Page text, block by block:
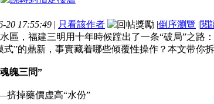
20 17:55:49 | 只看該作者 |倒序瀏覽 |閱
區，福建三明用十年時候蹚出了一条“破局”之路
式”的鼎新，事實藏着哪些倾覆性操作？本文带你
魄三問”
掉藥價虚高“水份”